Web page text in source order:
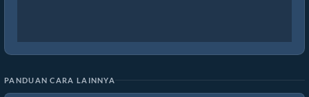
PANDUAN CARA LAINNYA